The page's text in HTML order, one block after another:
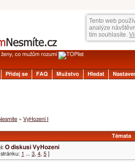
Tento web
analýze
tím souhlasíte.
co mužům rozumí
Přidej se FAQ Mužstvo Hledat
» VyHození I
Témata
O diskusi VyHození
1 ... 3, 4, 5 ]